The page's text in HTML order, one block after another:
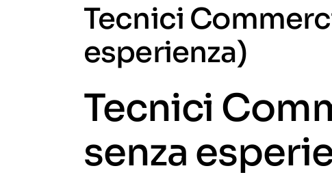
Tecnici
esperienza)
Tecnici
senza